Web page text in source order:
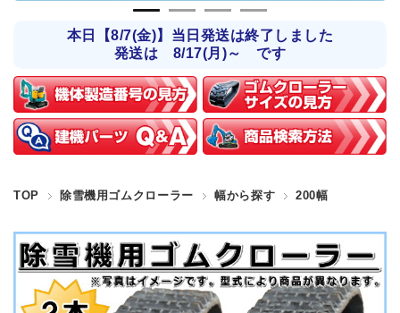
本日【8/7(金)】当日発送は終了しました
発送は 8/17(月)～ です
TOP 除雪機用ゴムクローラー 幅から探す 200幅